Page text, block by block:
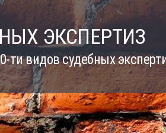
ЭКСПЕРТИЗ
видов судебных